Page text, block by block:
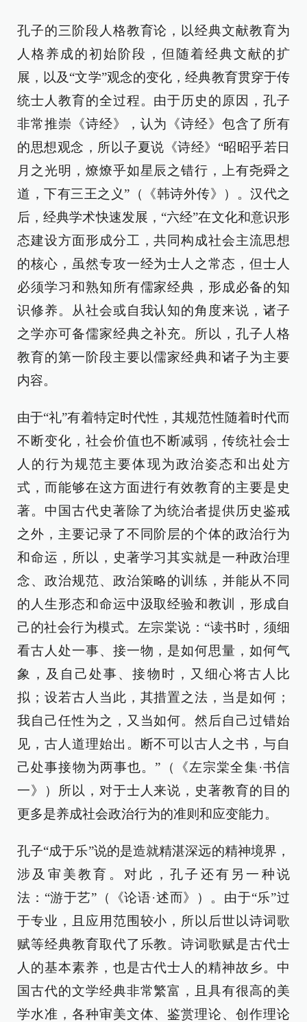
孔子的三阶段人格教育论，以经典文献教育为
人格养成的初始阶段，但随着经典文献的扩
展，以及“文学”观念的变化，经典教育贯穿于传
统士人教育的全过程。由于历史的原因，孔子
非常推崇《诗经》，认为《诗经》包含了所有
的思想观念，所以子夏说《诗经》“昭昭乎若日
月之光明，燎燎乎如星辰之错行，上有尧舜之
道，下有三王之义”（《韩诗外传》）。汉代之
后，经典学术快速发展，“六经”在文化和意识形
态建设方面形成分工，共同构成社会主流思想
的核心，虽然专攻一经为士人之常态，但士人
必须学习和熟知所有儒家经典，形成必备的知
识修养。从社会或自我认知的角度来说，诸子
之学亦可备儒家经典之补充。所以，孔子人格
教育的第一阶段主要以儒家经典和诸子为主要
内容。
由于“礼”有着特定时代性，其规范性随着时代而
不断变化，社会价值也不断减弱，传统社会士
人的行为规范主要体现为政治姿态和出处方
式，而能够在这方面进行有效教育的主要是史
著。中国古代史著除了为统治者提供历史鉴戒
之外，主要记录了不同阶层的个体的政治行为
和命运，所以，史著学习其实就是一种政治理
念、政治规范、政治策略的训练，并能从不同
的人生形态和命运中汲取经验和教训，形成自
己的社会行为模式。左宗棠说：“读书时，须细
看古人处一事、接一物，是如何思量，如何气
象，及自己处事、接物时，又细心将古人比
拟；设若古人当此，其措置之法，当是如何；
我自己任性为之，又当如何。然后自己过错始
见，古人道理始出。断不可以古人之书，与自
己处事接物为两事也。”（《左宗棠全集·书信
一》）所以，对于士人来说，史著教育的目的
更多是养成社会政治行为的准则和应变能力。
孔子“成于乐”说的是造就精湛深远的精神境界，
涉及审美教育。对此，孔子还有另一种说
法：“游于艺”（《论语·述而》）。由于“乐”过
于专业，且应用范围较小，所以后世以诗词歌
赋等经典教育取代了乐教。诗词歌赋是古代士
人的基本素养，也是古代士人的精神故乡。中
国古代的文学经典非常繁富，且具有很高的美
学水准，各种审美文体、鉴赏理论、创作理论